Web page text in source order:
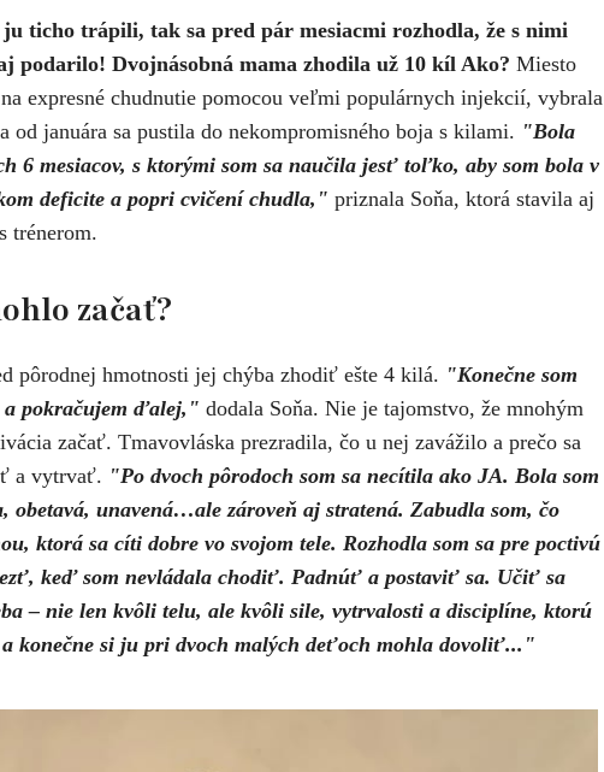
ticho trápili, tak sa pred pár mesiacmi rozhodla, že s nimi
podarilo! Dvojnásobná mama zhodila už 10 kíl Ako? Miesto
expresné chudnutie pomocou veľmi populárnych injekcií, vybrala
od januára sa pustila do nekompromisného boja s kilami. "Bola
6 mesiacov, s ktorými som sa naučila jesť toľko, aby som bola v
deficite a popri cvičení chudla," priznala Soňa, ktorá stavila aj
trénerom.
začať?
pôrodnej hmotnosti jej chýba zhodiť ešte 4 kilá. "Konečne som
a pokračujem ďalej," dodala Soňa. Nie je tajomstvo, že mnohým
začať. Tmavovláska prezradila, čo u nej zavážilo a prečo sa
a vytrvať. "​Po dvoch pôrodoch som sa necítila ako JA. Bola som
obetavá, unavená…ale zároveň aj stratená. Zabudla som, čo
ktorá sa cíti dobre vo svojom tele. Rozhodla som sa pre poctivú
keď som nevládala chodiť. Padnúť a postaviť sa. Učiť sa
– nie len kvôli telu, ale kvôli sile, vytrvalosti a disciplíne, ktorú
a konečne si ju pri dvoch malých deťoch mohla dovoliť..."